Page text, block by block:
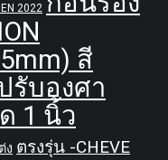
2022
สี
รับองศา
1 นิ้ว
ง ตรงรุ่น -CHEVE